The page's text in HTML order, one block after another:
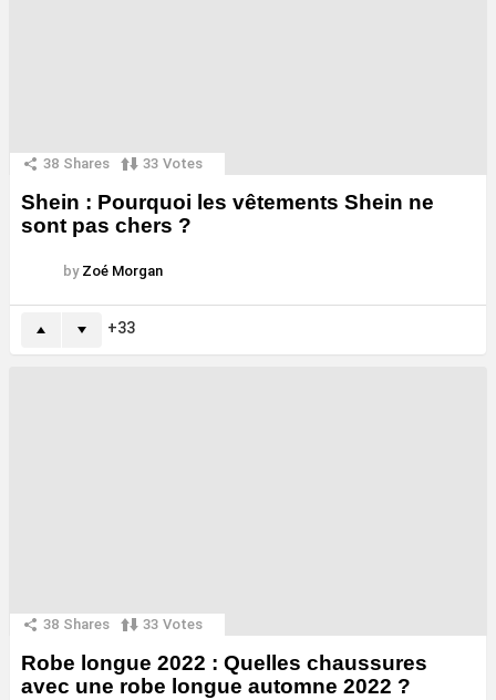
38 Shares 33 Votes
Shein : Pourquoi les vêtements Shein ne
sont pas chers ?
by Zoé Morgan
33
38 Shares 33 Votes
Robe longue 2022 : Quelles chaussures
avec une robe longue automne 2022 ?